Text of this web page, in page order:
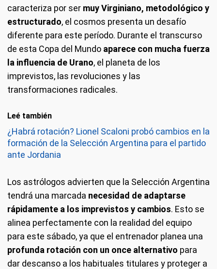
caracteriza por ser muy Virginiano, metodológico y
estructurado, el cosmos presenta un desafío
diferente para este período. Durante el transcurso
de esta Copa del Mundo aparece con mucha fuerza
la influencia de Urano, el planeta de los
imprevistos, las revoluciones y las
transformaciones radicales.
Leé también
¿Habrá rotación? Lionel Scaloni probó cambios en la
formación de la Selección Argentina para el partido
ante Jordania
Los astrólogos advierten que la Selección Argentina
tendrá una marcada necesidad de adaptarse
rápidamente a los imprevistos y cambios. Esto se
alinea perfectamente con la realidad del equipo
para este sábado, ya que el entrenador planea una
profunda rotación con un once alternativo para
dar descanso a los habituales titulares y proteger a